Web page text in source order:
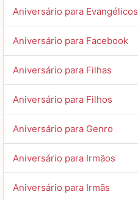
Aniversário para Evangélicos
Aniversário para Facebook
Aniversário para Filhas
Aniversário para Filhos
Aniversário para Genro
Aniversário para Irmãos
Aniversário para Irmãs